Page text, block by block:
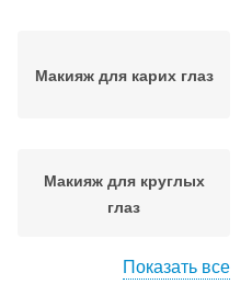
Макияж для карих глаз
Макияж для круглых
глаз
Показать все